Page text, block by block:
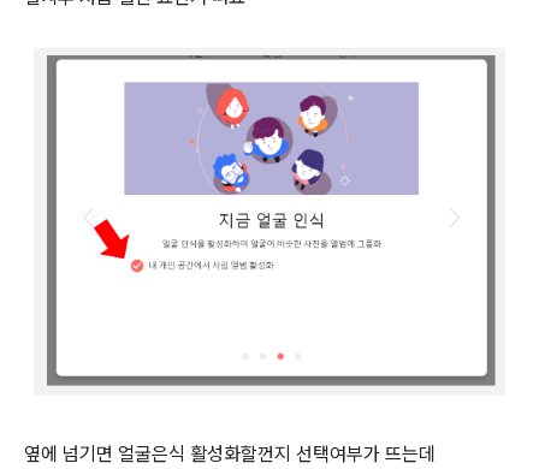
옆에 넘기면 얼굴은식 활성화할껀지 선택여부가 뜨는데